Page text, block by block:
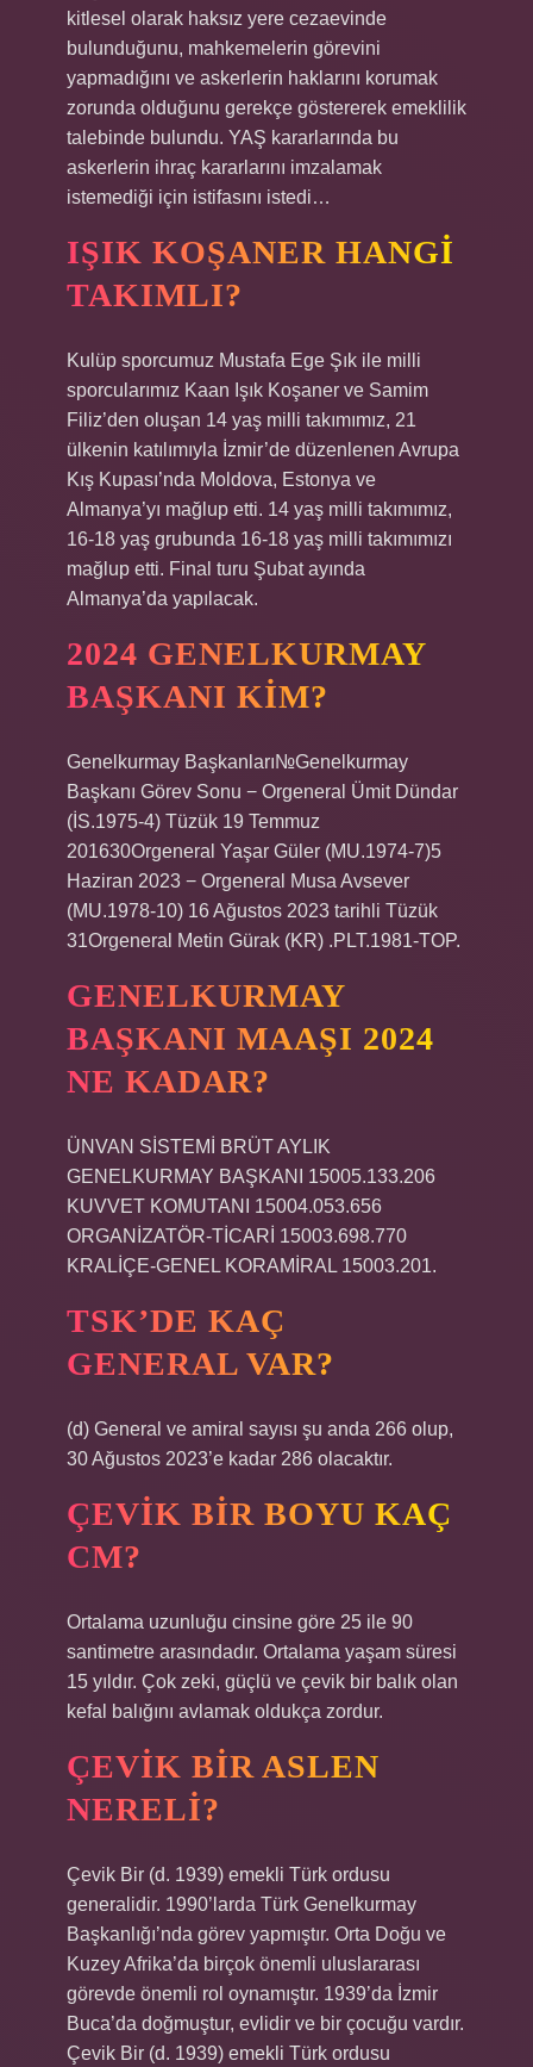
kitlesel olarak haksız yere cezaevinde
bulunduğunu, mahkemelerin görevini
yapmadığını ve askerlerin haklarını korumak
zorunda olduğunu gerekçe göstererek emeklilik
talebinde bulundu. YAŞ kararlarında bu
askerlerin ihraç kararlarını imzalamak
istemediği için istifasını istedi…
IŞIK KOŞANER HANGI
TAKIMLI?
Kulüp sporcumuz Mustafa Ege Şık ile milli
sporcularımız Kaan Işık Koşaner ve Samim
Filiz’den oluşan 14 yaş milli takımımız, 21
ülkenin katılımıyla İzmir’de düzenlenen Avrupa
Kış Kupası’nda Moldova, Estonya ve
Almanya’yı mağlup etti. 14 yaş milli takımımız,
16-18 yaş grubunda 16-18 yaş milli takımımızı
mağlup etti. Final turu Şubat ayında
Almanya’da yapılacak.
2024 GENELKURMAY
BAŞKANI KIM?
Genelkurmay Başkanları№Genelkurmay
Başkanı Görev Sonu − Orgeneral Ümit Dündar
(İS.1975-4) Tüzük 19 Temmuz
201630Orgeneral Yaşar Güler (MU.1974-7)5
Haziran 2023 − Orgeneral Musa Avsever
(MU.1978-10) 16 Ağustos 2023 tarihli Tüzük
31Orgeneral Metin Gürak (KR) .PLT.1981-TOP.
GENELKURMAY
BAŞKANI MAAŞI 2024
NE KADAR?
ÜNVAN SİSTEMİ BRÜT AYLIK
GENELKURMAY BAŞKANI 15005.133.206
KUVVET KOMUTANI 15004.053.656
ORGANİZATÖR-TİCARİ 15003.698.770
KRALİÇE-GENEL KORAMİRAL 15003.201.
TSK’DE KAÇ
GENERAL VAR?
(d) General ve amiral sayısı şu anda 266 olup,
30 Ağustos 2023’e kadar 286 olacaktır.
ÇEVIK BIR BOYU KAÇ
CM?
Ortalama uzunluğu cinsine göre 25 ile 90
santimetre arasındadır. Ortalama yaşam süresi
15 yıldır. Çok zeki, güçlü ve çevik bir balık olan
kefal balığını avlamak oldukça zordur.
ÇEVIK BIR ASLEN
NERELI?
Çevik Bir (d. 1939) emekli Türk ordusu
generalidir. 1990’larda Türk Genelkurmay
Başkanlığı’nda görev yapmıştır. Orta Doğu ve
Kuzey Afrika’da birçok önemli uluslararası
görevde önemli rol oynamıştır. 1939’da İzmir
Buca’da doğmuştur, evlidir ve bir çocuğu vardır.
Çevik Bir (d. 1939) emekli Türk ordusu